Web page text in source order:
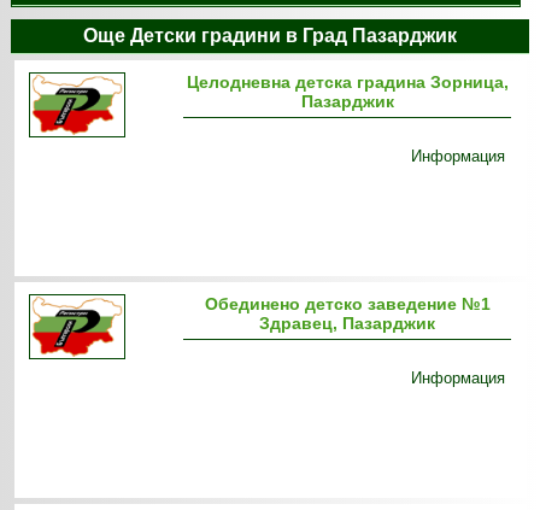
Още Детски градини в Град Пазарджик
Целодневна детска градина Зорница,
Пазарджик
Информация
Обединено детско заведение №1
Здравец, Пазарджик
Информация